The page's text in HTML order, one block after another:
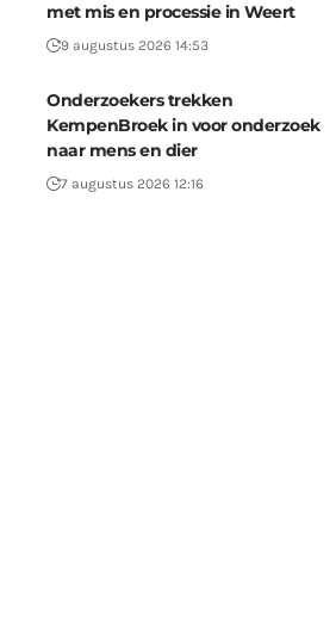
met mis en processie in Weert
9 augustus 2026 14:53
Onderzoekers trekken
KempenBroek in voor onderzoek
naar mens en dier
7 augustus 2026 12:16